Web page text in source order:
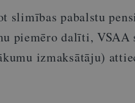
slimības pabalstu
piemēro dalīti, VSAA
izmaksātāju)